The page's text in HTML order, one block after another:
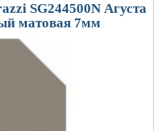
SG244500N Агуста
матовая 7мм